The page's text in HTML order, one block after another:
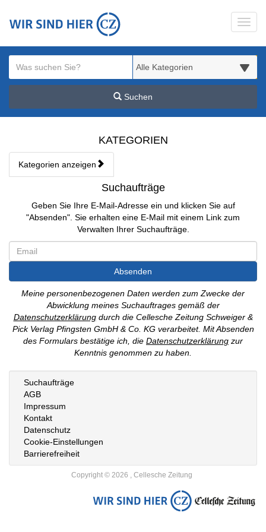
Suchen
Kategorien & Anzeigen
KATEGORIEN
Kategorien anzeigen
Bedienhinweis: Navigieren Sie mit Tab (Shift+Tab zurück).
Suchaufträge
Geben Sie Ihre E-Mail-Adresse ein und klicken Sie auf
"Absenden". Sie erhalten eine E-Mail mit einem Link zum
Verwalten Ihrer Suchaufträge.
Absenden
Meine personenbezogenen Daten werden zum Zwecke der
Abwicklung meines Suchauftrages gemäß der
Datenschutzerklärungdurch die Cellesche Zeitung Schweiger &
Pick Verlag Pfingsten GmbH & Co. KG verarbeitet. Mit Absenden
des Formulars bestätige ich, die Datenschutzerklärung zur
Kenntnis genommen zu haben.
Suchaufträge
AGB
Impressum
Kontakt
Datenschutz
Cookie-Einstellungen
Barrierefreiheit
Copyright © 2026 , Cellesche Zeitung
Startseite